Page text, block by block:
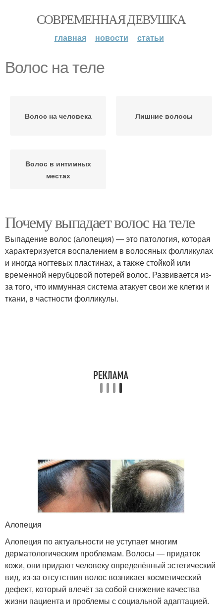
СОВРЕМЕННАЯ ДЕВУШКА
главная новости статьи
Волос на теле
Волос на человека Лишние волосы
Волос в интимных
местах
Почему выпадает волос на теле
Выпадение волос (алопеция) — это патология, которая
характеризуется воспалением в волосяных фолликулах
и иногда ногтевых пластинах, а также стойкой или
временной нерубцовой потерей волос. Развивается из-
за того, что иммунная система атакует свои же клетки и
ткани, в частности фолликулы.
Алопеция
Алопеция по актуальности не уступает многим
дерматологическим проблемам. Волосы — придаток
кожи, они придают человеку определённый эстетический
вид, из-за отсутствия волос возникает косметический
дефект, который влечёт за собой снижение качества
жизни пациента и проблемы с социальной адаптацией.